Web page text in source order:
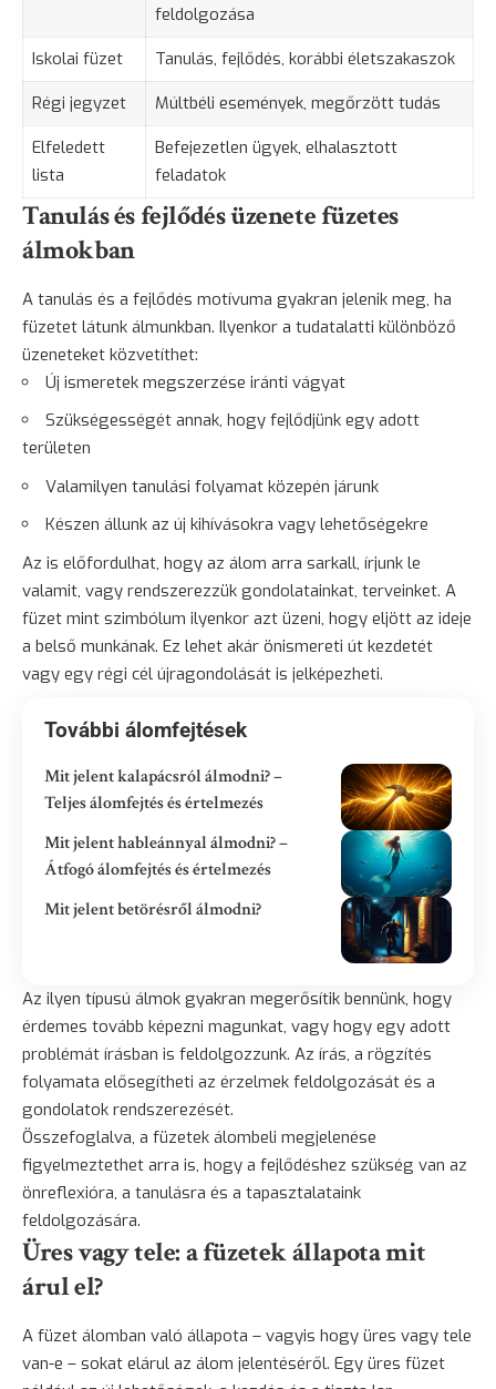
feldolgozása
Iskolai füzet
Tanulás, fejlődés, korábbi életszakaszok
Régi jegyzet
Múltbéli események, megőrzött tudás
Elfeledett
lista
Befejezetlen ügyek, elhalasztott
feladatok
Tanulás és fejlődés üzenete füzetes
álmokban
A tanulás és a fejlődés motívuma gyakran jelenik meg, ha
füzetet látunk álmunkban. Ilyenkor a tudatalatti különböző
üzeneteket közvetíthet:
Új ismeretek megszerzése iránti vágyat
Szükségességét annak, hogy fejlődjünk egy adott
területen
Valamilyen tanulási folyamat közepén járunk
Készen állunk az új kihívásokra vagy lehetőségekre
Az is előfordulhat, hogy az álom arra sarkall, írjunk le
valamit, vagy rendszerezzük gondolatainkat, terveinket. A
füzet mint szimbólum ilyenkor azt üzeni, hogy eljött az ideje
a belső munkának. Ez lehet akár önismereti út kezdetét
vagy egy régi cél újragondolását is jelképezheti.
További álomfejtések
Mit jelent kalapácsról álmodni? –
Teljes álomfejtés és értelmezés
Mit jelent hableánnyal álmodni? –
Átfogó álomfejtés és értelmezés
Mit jelent betörésről álmodni?
Az ilyen típusú álmok gyakran megerősítik bennünk, hogy
érdemes tovább képezni magunkat, vagy hogy egy adott
problémát írásban is feldolgozzunk. Az írás, a rögzítés
folyamata elősegítheti az érzelmek feldolgozását és a
gondolatok rendszerezését.
Összefoglalva, a füzetek álombeli megjelenése
figyelmeztethet arra is, hogy a fejlődéshez szükség van az
önreflexióra, a tanulásra és a tapasztalataink
feldolgozására.
Üres vagy tele: a füzetek állapota mit
árul el?
A füzet álomban való állapota – vagyis hogy üres vagy tele
van-e – sokat elárul az álom jelentéséről. Egy üres füzet